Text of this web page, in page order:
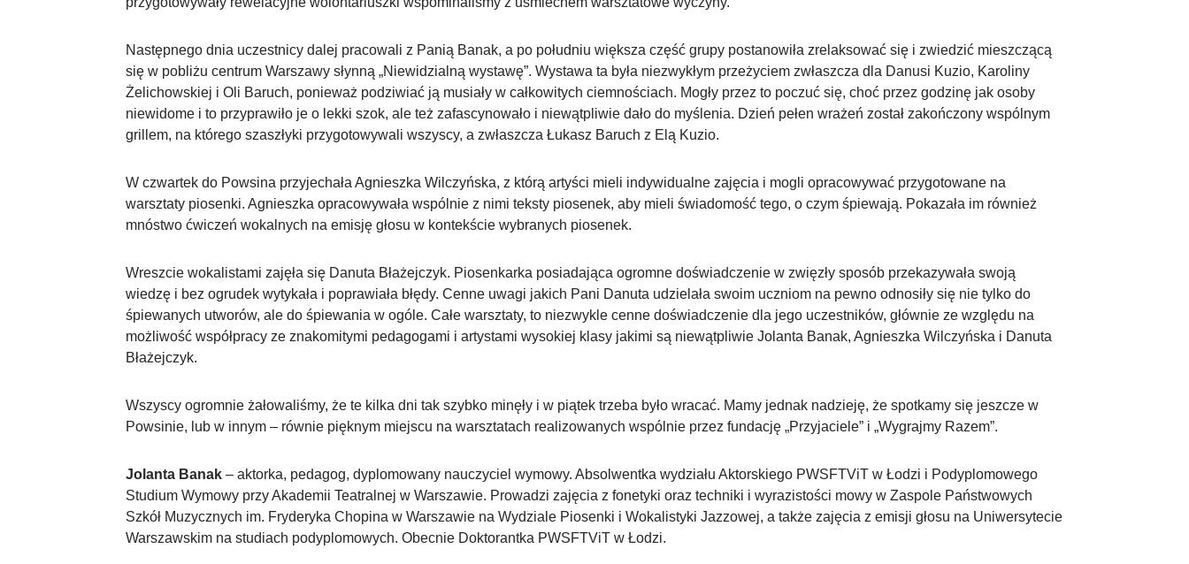
Następnego dnia uczestnicy dalej pracowali z Panią Banak, a po południu większa część grupy postanowiła zrelaksować się i zwiedzić mieszczącą
się w pobliżu centrum Warszawy słynną „Niewidzialną wystawę”. Wystawa ta była niezwykłym przeżyciem zwłaszcza dla Danusi Kuzio, Karoliny
Żelichowskiej i Oli Baruch, ponieważ podziwiać ją musiały w całkowitych ciemnościach. Mogły przez to poczuć się, choć przez godzinę jak osoby
niewidome i to przyprawiło je o lekki szok, ale też zafascynowało i niewątpliwie dało do myślenia. Dzień pełen wrażeń został zakończony wspólnym
grillem, na którego szaszłyki przygotowywali wszyscy, a zwłaszcza Łukasz Baruch z Elą Kuzio.
W czwartek do Powsina przyjechała Agnieszka Wilczyńska, z którą artyści mieli indywidualne zajęcia i mogli opracowywać przygotowane na
warsztaty piosenki. Agnieszka opracowywała wspólnie z nimi teksty piosenek, aby mieli świadomość tego, o czym śpiewają. Pokazała im również
mnóstwo ćwiczeń wokalnych na emisję głosu w kontekście wybranych piosenek.
Wreszcie wokalistami zajęła się Danuta Błażejczyk. Piosenkarka posiadająca ogromne doświadczenie w zwięzły sposób przekazywała swoją
wiedzę i bez ogrudek wytykała i poprawiała błędy. Cenne uwagi jakich Pani Danuta udzielała swoim uczniom na pewno odnosiły się nie tylko do
śpiewanych utworów, ale do śpiewania w ogóle. Całe warsztaty, to niezwykle cenne doświadczenie dla jego uczestników, głównie ze względu na
możliwość współpracy ze znakomitymi pedagogami i artystami wysokiej klasy jakimi są niewątpliwie Jolanta Banak, Agnieszka Wilczyńska i Danuta
Błażejczyk.
Wszyscy ogromnie żałowaliśmy, że te kilka dni tak szybko minęły i w piątek trzeba było wracać. Mamy jednak nadzieję, że spotkamy się jeszcze w
Powsinie, lub w innym – równie pięknym miejscu na warsztatach realizowanych wspólnie przez fundację „Przyjaciele” i „Wygrajmy Razem”.
Jolanta Banak – aktorka, pedagog, dyplomowany nauczyciel wymowy. Absolwentka wydziału Aktorskiego PWSFTViT w Łodzi i Podyplomowego
Studium Wymowy przy Akademii Teatralnej w Warszawie. Prowadzi zajęcia z fonetyki oraz techniki i wyrazistości mowy w Zaspole Państwowych
Szkół Muzycznych im. Fryderyka Chopina w Warszawie na Wydziale Piosenki i Wokalistyki Jazzowej, a także zajęcia z emisji głosu na Uniwersytecie
Warszawskim na studiach podyplomowych. Obecnie Doktorantka PWSFTViT w Łodzi.